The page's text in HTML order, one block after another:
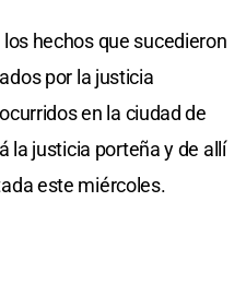
hechos que sucedieron
por la justicia
en la ciudad de
la justicia porteña y de allí
este miércoles.